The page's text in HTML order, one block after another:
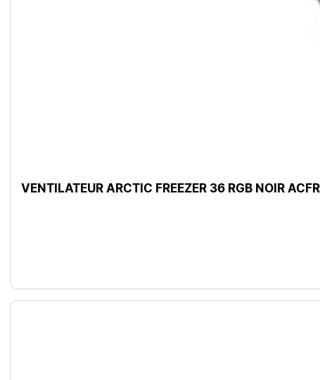
VENTILATEUR ARCTIC FREEZER 36 RGB NOIR